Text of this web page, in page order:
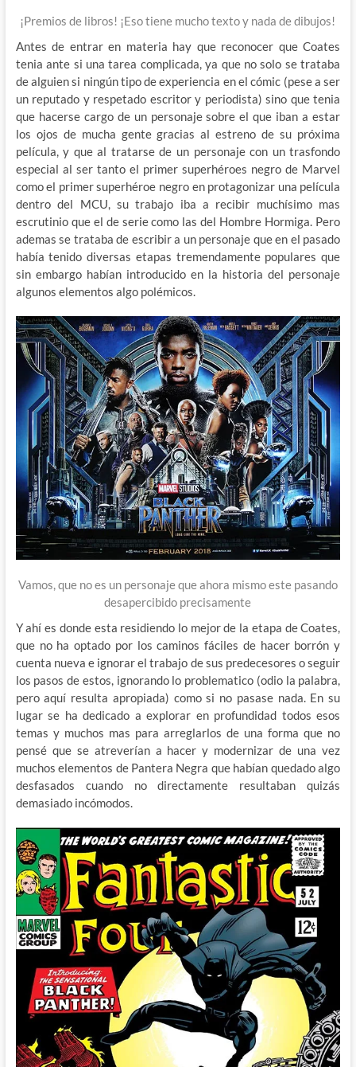
¡Premios de libros! ¡Eso tiene mucho texto y nada de dibujos!
Antes de entrar en materia hay que reconocer que Coates
tenia ante si una tarea complicada, ya que no solo se trataba
de alguien si ningún tipo de experiencia en el cómic (pese a ser
un reputado y respetado escritor y periodista) sino que tenia
que hacerse cargo de un personaje sobre el que iban a estar
los ojos de mucha gente gracias al estreno de su próxima
película, y que al tratarse de un personaje con un trasfondo
especial al ser tanto el primer superhéroes negro de Marvel
como el primer superhéroe negro en protagonizar una película
dentro del MCU, su trabajo iba a recibir muchísimo mas
escrutinio que el de serie como las del Hombre Hormiga. Pero
ademas se trataba de escribir a un personaje que en el pasado
había tenido diversas etapas tremendamente populares que
sin embargo habían introducido en la historia del personaje
algunos elementos algo polémicos.
Vamos, que no es un personaje que ahora mismo este pasando
desapercibido precisamente
Y ahí es donde esta residiendo lo mejor de la etapa de Coates,
que no ha optado por los caminos fáciles de hacer borrón y
cuenta nueva e ignorar el trabajo de sus predecesores o seguir
los pasos de estos, ignorando lo problematico (odio la palabra,
pero aquí resulta apropiada) como si no pasase nada. En su
lugar se ha dedicado a explorar en profundidad todos esos
temas y muchos mas para arreglarlos de una forma que no
pensé que se atreverían a hacer y modernizar de una vez
muchos elementos de Pantera Negra que habían quedado algo
desfasados cuando no directamente resultaban quizás
demasiado incómodos.